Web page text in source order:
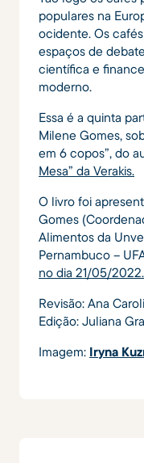
populares na
ocidente. Os
espaços de
científica e
moderno.
Essa é a quinta
Milene Gomes,
em 6 copos”, do
Mesa” da Verakis.
O livro foi
Gomes
Alimentos da
Pernambuco –
no dia 21/05/2022.
Revisão: Ana
Edição: Juliana
Imagem: Iryna